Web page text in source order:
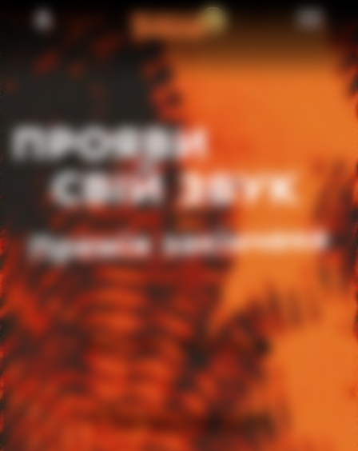
ПРОЯВИ
СВІЙ ЗВУК
Премія закінчена
ДИВИТИСЬ ПЕРЕМОЖЦІВ
ДИВИТИСЬ ЦЕРЕМОНІЮ
НАГОРОДЖЕННЯ